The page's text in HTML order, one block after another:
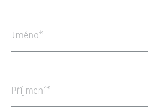
Jméno
Příjmení